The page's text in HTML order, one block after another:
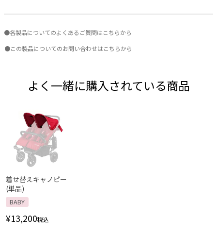
●各製品についてのよくあるご質問はこちらから
●この製品についてのお問い合わせはこちらから
よく一緒に購入されている商品
着せ替えキャノピー
(単品)
BABY
¥13,200税込